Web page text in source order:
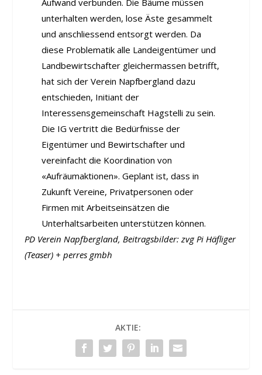
Aufwand verbunden. Die Bäume müssen
unterhalten werden, lose Äste gesammelt
und anschliessend entsorgt werden. Da
diese Problematik alle Landeigentümer und
Landbewirtschafter gleichermassen betrifft,
hat sich der Verein Napfbergland dazu
entschieden, Initiant der
Interessensgemeinschaft Hagstelli zu sein.
Die IG vertritt die Bedürfnisse der
Eigentümer und Bewirtschafter und
vereinfacht die Koordination von
«Aufräumaktionen». Geplant ist, dass in
Zukunft Vereine, Privatpersonen oder
Firmen mit Arbeitseinsätzen die
Unterhaltsarbeiten unterstützen können.
PD Verein Napfbergland, Beitragsbilder: zvg Pi Häfliger
(Teaser) + perres gmbh
AKTIE: